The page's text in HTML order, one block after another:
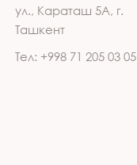
ул., Караташ 5А, г.
Ташкент
Тел: +998 71 205 03 05